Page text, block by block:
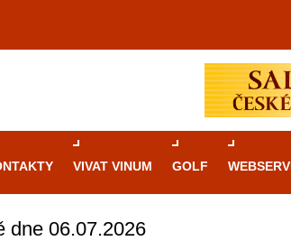
VIVAT VINUM GOLF
dne 06.07.2026
Průvodcekasinovými hrami v Brně: